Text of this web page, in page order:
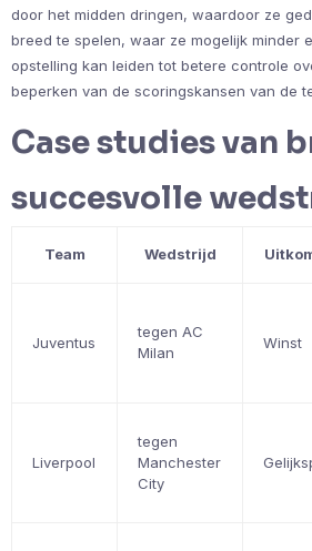
door het midden dringen, waardoor ze
breed te spelen, waar ze mogelijk minder
opstelling kan leiden tot betere controle
beperken van de scoringskansen van de
Case studies van
succesvolle
Team Wedstrijd
Juventus
tegen AC
Milan
Winst
Liverpool
tegen
Manchester
City